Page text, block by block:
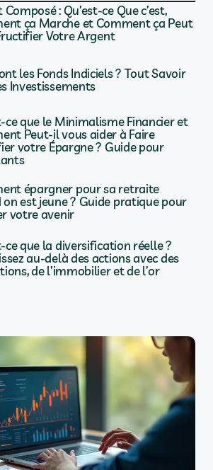
: Qu’est-ce Que c’est,
ça Marche et Comment ça Peut
Votre Argent
les Fonds Indiciels ? Tout Savoir
Investissements
ce que le Minimalisme Financier et
Peut-il vous aider à Faire
votre Épargne ? Guide pour
épargner pour sa retraite
on est jeune ? Guide pratique pour
votre avenir
ce que la diversification réelle ?
au-delà des actions avec des
de l’immobilier et de l’or